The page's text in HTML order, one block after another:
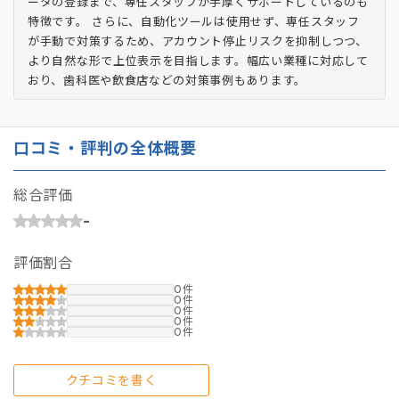
特徴です。 さらに、自動化ツールは使用せず、専任スタッフ
が手動で対策するため、アカウント停止リスクを抑制しつつ、
より自然な形で上位表示を目指します。幅広い業種に対応して
おり、歯科医や飲食店などの対策事例もあります。
口コミ・評判の全体概要
総合評価
-
評価割合
0
0
0
0
0
クチコミを書く